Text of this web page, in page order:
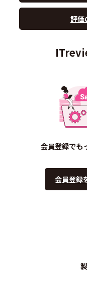
評価
会員登録でも
会員登録